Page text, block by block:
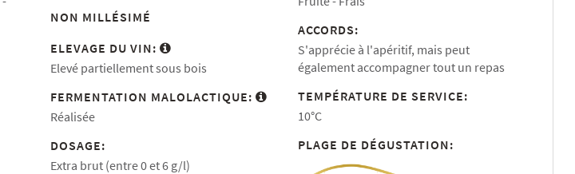
NON MILLÉSIMÉ
ELEVAGE DU VIN:
Elevé partiellement sous bois
FERMENTATION MALOLACTIQUE:
Réalisée
DOSAGE:
Extra brut (entre 0 et 6 g/l)
ACCORDS:
S'apprécie à l'apéritif, mais peut
également accompagner tout un repas
TEMPÉRATURE DE SERVICE:
10°C
PLAGE DE DÉGUSTATION: